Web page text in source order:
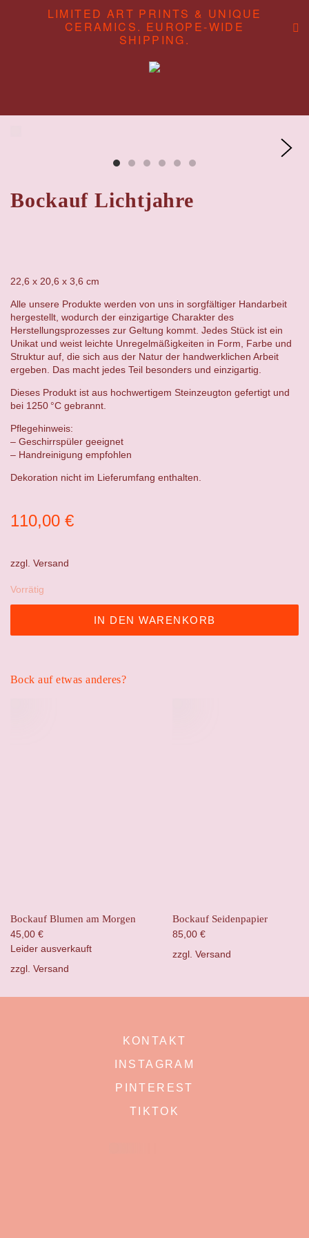
LIMITED ART PRINTS & UNIQUE
CERAMICS. EUROPE-WIDE
SHIPPING.
CONTENT STUDIO
Bockauf Lichtjahre
zzgl. Versand
110,00 €
Vorrätig
IN DEN WARENKORB
22,6 x 20,6 x 3,6 cm
Alle unsere Produkte werden von uns in sorgfältiger Handarbeit
hergestellt, wodurch der einzigartige Charakter des
Herstellungsprozesses zur Geltung kommt. Jedes Stück ist ein
Unikat und weist leichte Unregelmäßigkeiten in Form, Farbe und
Struktur auf, die sich aus der Natur der handwerklichen Arbeit
ergeben. Das macht jedes Teil besonders und einzigartig.
Dieses Produkt ist aus hochwertigem Steinzeugton gefertigt und
bei 1250 °C gebrannt.
Pflegehinweis:
– Geschirrspüler geeignet
– Handreinigung empfohlen
Dekoration nicht im Lieferumfang enthalten.
Bock auf etwas anderes?
Bockauf Blumen am Morgen
45,00 €
Leider ausverkauft
zzgl. Versand
Bockauf Seidenpapier
85,00 €
zzgl. Versand
KONTAKT
INSTAGRAM
PINTEREST
TIKTOK